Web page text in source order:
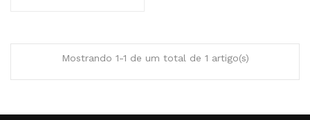
Mostrando 1-1 de um total de 1 artigo(s)